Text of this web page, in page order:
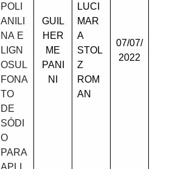
POLI
ANILI
NA E
LIGN
OSUL
FONA
TO
DE
SÓDI
O
PARA
APLI
GUIL
HER
ME
PANI
NI
LUCI
MAR
A
STOL
Z
ROM
AN
07/07/
2022